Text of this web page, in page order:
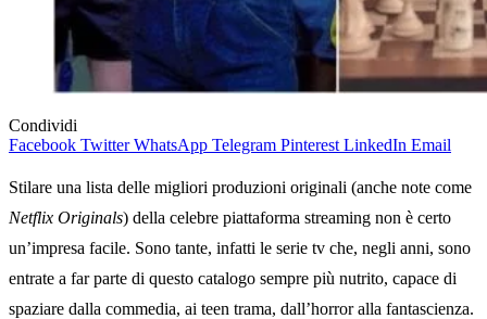
Condividi
Facebook Twitter WhatsApp Telegram Pinterest LinkedIn Email
Stilare una lista delle migliori produzioni originali (anche note come
Netflix Originals) della celebre piattaforma streaming non è certo
un’impresa facile. Sono tante, infatti le serie tv che, negli anni, sono
entrate a far parte di questo catalogo sempre più nutrito, capace di
spaziare dalla commedia, ai teen trama, dall’horror alla fantascienza.